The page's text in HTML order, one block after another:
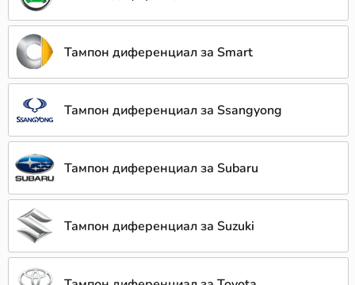
Тампон диференциал за Smart
Тампон диференциал за Ssangyong
Тампон диференциал за Subaru
Тампон диференциал за Suzuki